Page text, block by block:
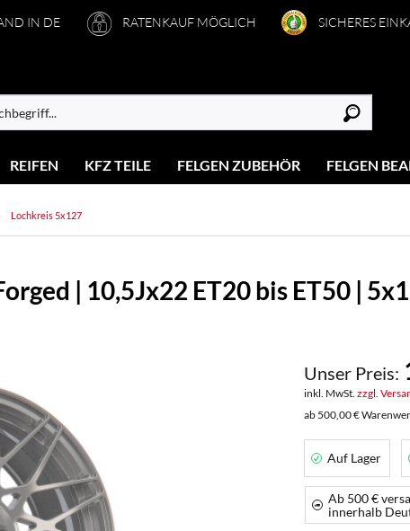
IN DE RATENKAUF MÖGLICH SICHERES
REIFEN KFZ TEILE FELGEN ZUBEHÖR FELGEN
Lochkreis 5x127
| 10,5Jx22 ET20 bis ET50 |
Unser Preis:
inkl. MwSt.zzgl.
ab 500,00 €
Auf Lager
Ab 500 €
innerhalb